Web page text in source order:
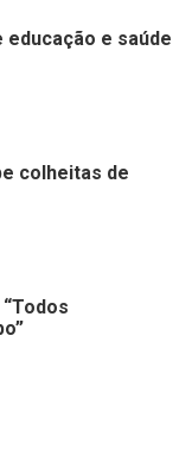
educação e saúde
colheitas de